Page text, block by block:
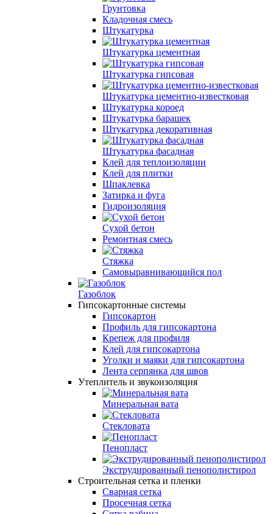
Грунтовка
Кладочная смесь
Штукатурка
Штукатурка цементная
Штукатурка гипсовая
Штукатурка цементно-известковая
Штукатурка короед
Штукатурка барашек
Штукатурка декоративная
Штукатурка фасадная
Клей для теплоизоляции
Клей для плитки
Шпаклевка
Затирка и фуга
Гидроизоляция
Сухой бетон
Ремонтная смесь
Стяжка
Самовыравнивающийся пол
Газоблок
Гипсокартонные системы
Гипсокартон
Профиль для гипсокартона
Крепеж для профиля
Клей для гипсокартона
Уголки и маяки для гипсокартона
Лента серпянка для швов
Утеплитель и звукоизоляция
Минеральная вата
Стекловата
Пенопласт
Экструдированный пенополистирол
Строительная сетка и пленки
Сварная сетка
Просечная сетка